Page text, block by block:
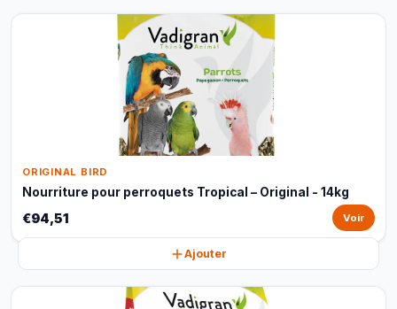
ORIGINAL BIRD
Nourriture pour perroquets Tropical – Original - 14kg
€94,51 Voir
Ajouter